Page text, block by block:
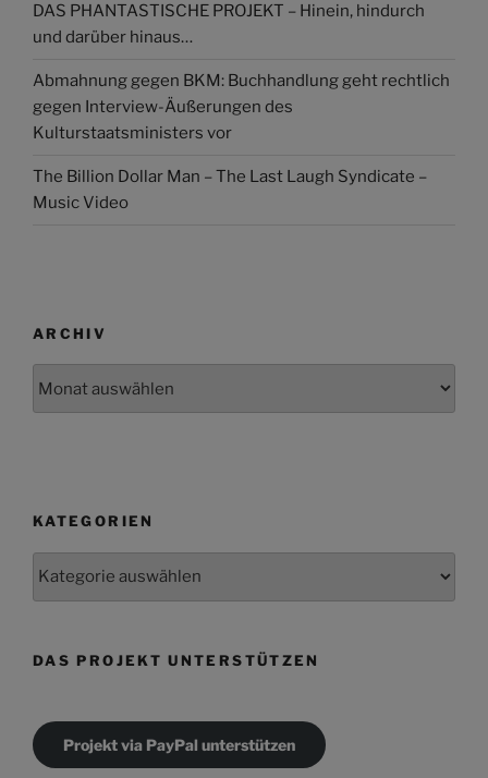
DAS PHANTASTISCHE PROJEKT – Hinein, hindurch
und darüber hinaus…
Abmahnung gegen BKM: Buchhandlung geht rechtlich
gegen Interview-Äußerungen des
Kulturstaatsministers vor
The Billion Dollar Man – The Last Laugh Syndicate –
Music Video
ARCHIV
KATEGORIEN
DAS PROJEKT UNTERSTÜTZEN
Projekt via PayPal unterstützen